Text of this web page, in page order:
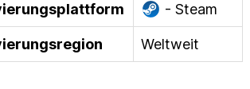
- Steam
Weltweit